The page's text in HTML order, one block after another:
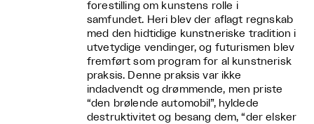
forestilling om kunstens rolle i
samfundet. Heri blev der aflagt regnskab
med den hidtidige kunstneriske tradition i
utvetydige vendinger, og futurismen blev
fremført som program for al kunstnerisk
praksis. Denne praksis var ikke
indadvendt og drømmende, men priste
“den brølende automobil”, hyldede
destruktivitet og besang dem, “der elsker